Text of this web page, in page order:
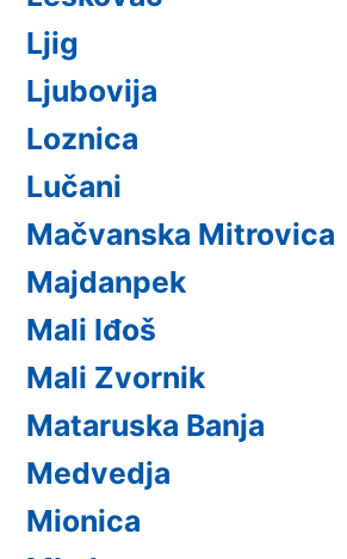
Ljig
Ljubovija
Loznica
Lučani
Mačvanska Mitrovica
Majdanpek
Mali Iđoš
Mali Zvornik
Mataruska Banja
Medvedja
Mionica